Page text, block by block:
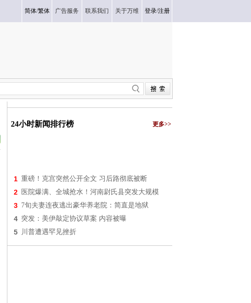
简体/繁体 广告服务 联系我们 关于万维 登录/注册
24小时新闻排行榜 更多>>
1 重磅！克宫突然公开全文 习后路彻底被断
2 医院爆满、全城抢水！河南尉氏县突发大规模
3 7旬夫妻连夜逃出豪华养老院：简直是地狱
4 突发：美伊敲定协议草案 内容被曝
5 川普遭遇罕见挫折